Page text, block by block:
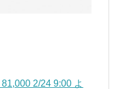
2/24 9:00 よ